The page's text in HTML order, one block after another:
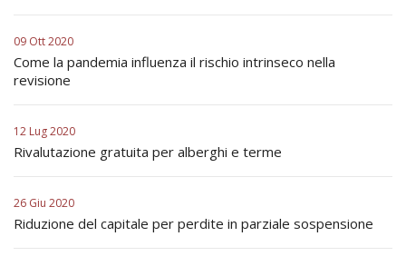
09 Ott 2020
Come la pandemia influenza il rischio intrinseco nella
revisione
12 Lug 2020
Rivalutazione gratuita per alberghi e terme
26 Giu 2020
Riduzione del capitale per perdite in parziale sospensione